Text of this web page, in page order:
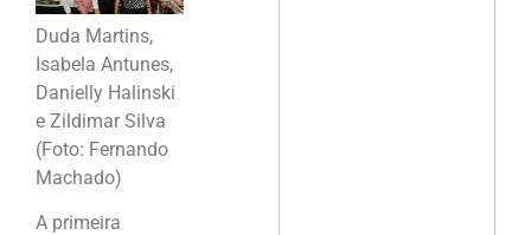
Duda Martins,
Isabela Antunes,
Danielly Halinski
e Zildimar Silva
(Foto: Fernando
Machado)
A primeira